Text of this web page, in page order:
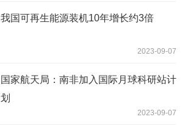
我国可再生能源装机10年增长约3倍
2023-09-07
国家航天局：南非加入国际月球科研站计
划
2023-09-07